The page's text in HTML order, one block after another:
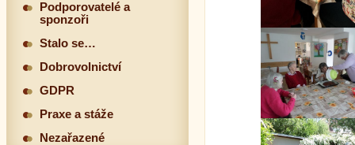
Podporovatelé a
sponzoři
Stalo se…
Dobrovolnictví
GDPR
Praxe a stáže
Nezařazené